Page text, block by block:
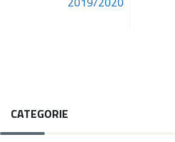
CATEGORIE